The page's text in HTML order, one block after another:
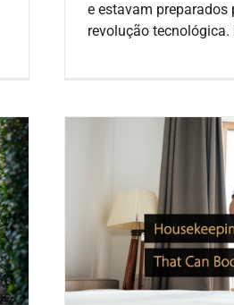
e estavam preparados
revolução tecnológica.